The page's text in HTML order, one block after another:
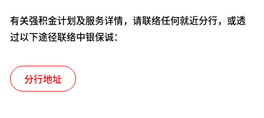
有关强积金计划及服务详情，请联络任何就近分行，或透
过以下途径联络中银保诚：
分行地址